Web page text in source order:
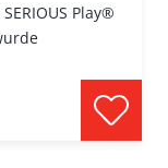
Play®